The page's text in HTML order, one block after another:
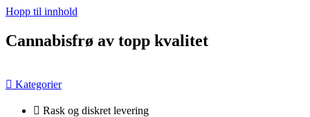
Hopp til innhold
Cannabisfrø av topp kvalitet
Kategorier
Rask og diskret levering